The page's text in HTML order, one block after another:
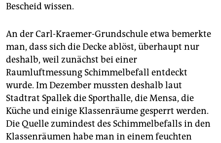
Bescheid wissen.
An der Carl-Kraemer-Grundschule etwa bemerkte
man, dass sich die Decke ablöst, überhaupt nur
deshalb, weil zunächst bei einer
Raumluftmessung Schimmelbefall entdeckt
wurde. Im Dezember mussten deshalb laut
Stadtrat Spallek die Sporthalle, die Mensa, die
Küche und einige Klassenräume gesperrt werden.
Die Quelle zumindest des Schimmelbefalls in den
Klassenräumen habe man in einem feuchten